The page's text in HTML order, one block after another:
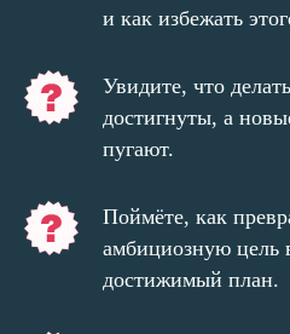
и как избежать
Увидите, что
достигнуты, а
пугают.
Поймёте, как
амбициозную цель
достижимый план.